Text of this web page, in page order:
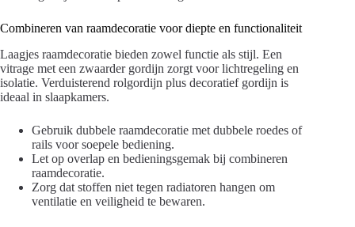
Combineren van raamdecoratie voor diepte en functionaliteit
Laagjes raamdecoratie bieden zowel functie als stijl. Een
vitrage met een zwaarder gordijn zorgt voor lichtregeling en
isolatie. Verduisterend rolgordijn plus decoratief gordijn is
ideaal in slaapkamers.
Gebruik dubbele raamdecoratie met dubbele roedes of
rails voor soepele bediening.
Let op overlap en bedieningsgemak bij combineren
raamdecoratie.
Zorg dat stoffen niet tegen radiatoren hangen om
ventilatie en veiligheid te bewaren.